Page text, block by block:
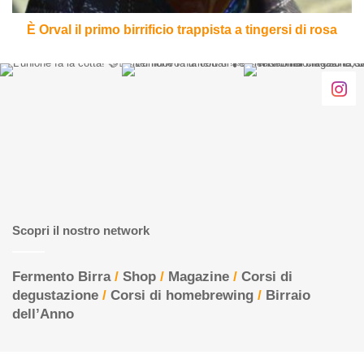
di
rosaÈ Orval il primo birrificio trappista a tingersi di rosa
Scopri il nostro network
Fermento Birra/ Shop / Magazine / Corsi di
degustazione / Corsi di homebrewing / Birraio
dell’Anno